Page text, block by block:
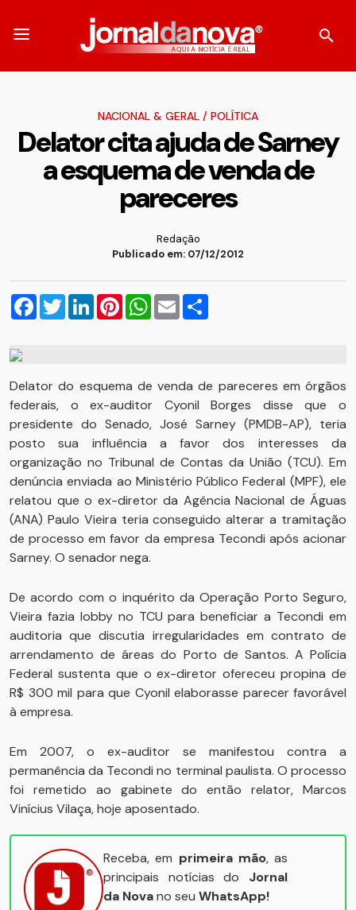
NACIONAL & GERAL / POLÍTICA
Delator cita ajuda de Sarney
a esquema de venda de
pareceres
Redação
Publicado em: 07/12/2012
Facebook
TwitterLinkedInPinterestWhatsApp
Email
Delator do esquema de venda de pareceres em órgãos
federais, o ex-auditor Cyonil Borges disse que o
presidente do Senado, José Sarney (PMDB-AP), teria
posto sua influência a favor dos interesses da
organização no Tribunal de Contas da União (TCU). Em
denúncia enviada ao Ministério Público Federal (MPF), ele
relatou que o ex-diretor da Agência Nacional de Águas
(ANA) Paulo Vieira teria conseguido alterar a tramitação
de processo em favor da empresa Tecondi após acionar
Sarney. O senador nega.
De acordo com o inquérito da Operação Porto Seguro,
Vieira fazia lobby no TCU para beneficiar a Tecondi em
auditoria que discutia irregularidades em contrato de
arrendamento de áreas do Porto de Santos. A Polícia
Federal sustenta que o ex-diretor ofereceu propina de
R$ 300 mil para que Cyonil elaborasse parecer favorável
à empresa.
Em 2007, o ex-auditor se manifestou contra a
permanência da Tecondi no terminal paulista. O processo
foi remetido ao gabinete do então relator, Marcos
Vinícius Vilaça, hoje aposentado.
Receba, em primeira mão, as
principais notícias do Jornal
da Novano seu WhatsApp!